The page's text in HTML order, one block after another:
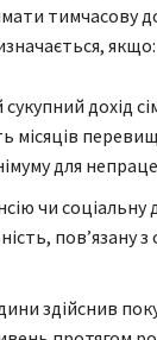
тимчасову
якщо:
дохід
місяців
для
чи
пов’язану
здійснив